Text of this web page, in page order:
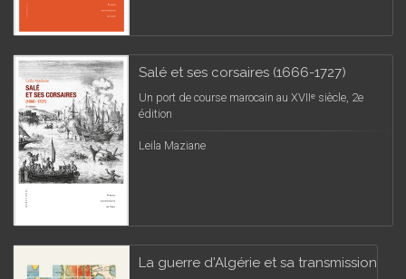
Salé et ses corsaires (1666-1727)
Un port de course marocain au XVIIᵉ siècle, 2e
édition
Leila Maziane
La guerre d'Algérie et sa transmission